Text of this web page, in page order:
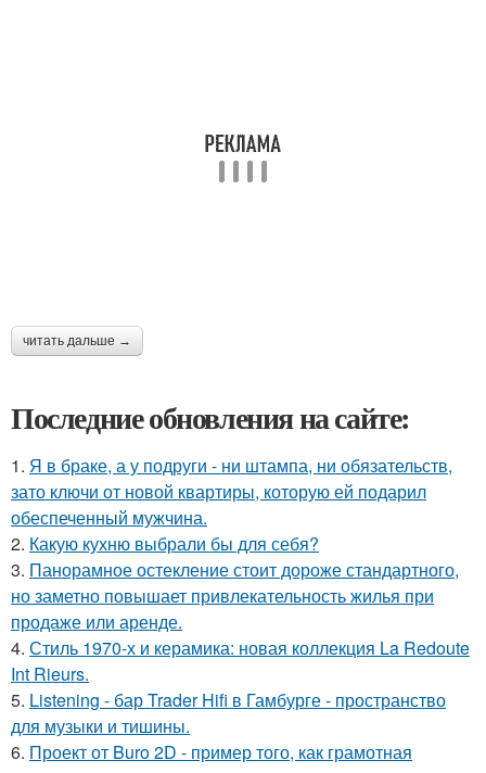
читать дальше →
Последние обновления на сайте:
1. Я в браке, а у подруги - ни штампа, ни обязательств,
зато ключи от новой квартиры, которую ей подарил
обеспеченный мужчина.
2. Какую кухню выбрали бы для себя?
3. Панорамное остекление стоит дороже стандартного,
но заметно повышает привлекательность жилья при
продаже или аренде.
4. Стиль 1970-х и керамика: новая коллекция La Redoute
Int Rieurs.
5. Listening - бар Trader Hifi в Гамбурге - пространство
для музыки и тишины.
6. Проект от Buro 2D - пример того, как грамотная